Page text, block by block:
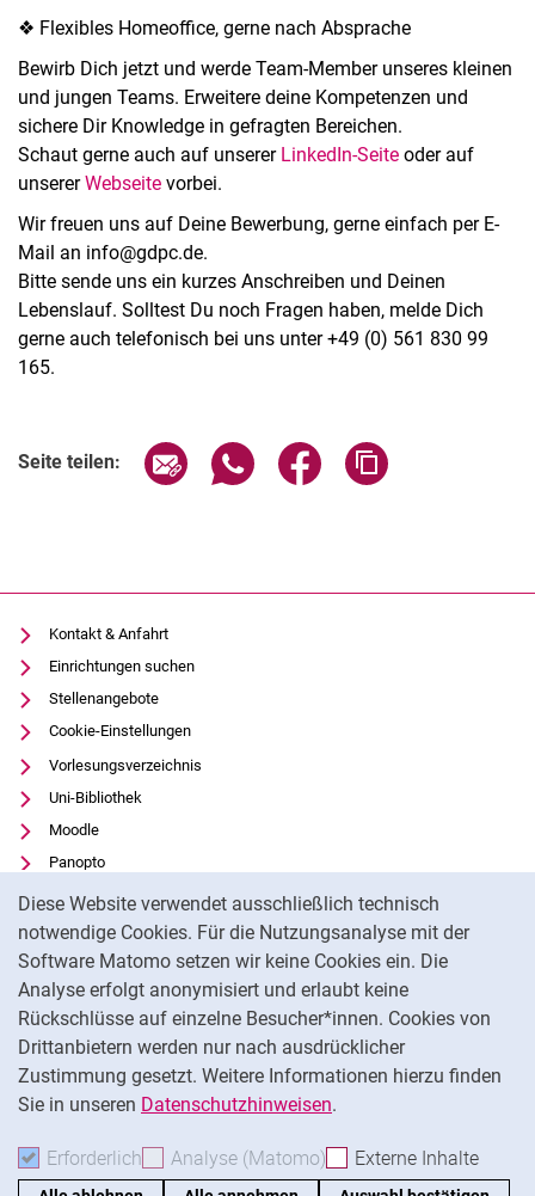
Diese Website verwendet ausschließlich technisch
notwendige Cookies. Für die Nutzungsanalyse mit der
Software Matomo setzen wir keine Cookies ein. Die
Analyse erfolgt anonymisiert und erlaubt keine
Rückschlüsse auf einzelne Besucher*innen. Cookies von
Drittanbietern werden nur nach ausdrücklicher
Zustimmung gesetzt. Weitere Informationen hierzu finden
Sie in unseren Datenschutzhinweisen.
Erforderlich Erforderliche Cookies akzeptieren
Analyse (Matomo) Analyse-Cookies
Externe Inhalte
❖ Flexibles Homeoffice, gerne nach Absprache
Bewirb Dich jetzt und werde Team-Member unseres kleinen
und jungen Teams. Erweitere deine Kompetenzen und
sichere Dir Knowledge in gefragten Bereichen.
Schaut gerne auch auf unserer LinkedIn-Seite oder auf
unsererWebseite vorbei.
Wir freuen uns auf Deine Bewerbung, gerne einfach per E-
Mail an info@gdpc.de.
Bitte sende uns ein kurzes Anschreiben und Deinen
Lebenslauf. Solltest Du noch Fragen haben, melde Dich
gerne auch telefonisch bei uns unter +49 (0) 561 830 99
165.
Seite teilen: Seite über E-Mail teilen
Seite über WhatsApp teilen
Seite über Facebook
Kontakt & Anfahrt
Einrichtungen suchen
Stellenangebote
Cookie-Einstellungen
Vorlesungsverzeichnis
Uni-Bibliothek
Moodle
Panopto
Datenschutz
Barrierefreiheit
Transparenter KI-Einsatz
Impressum
Externer Link: Universität Kassel auf
Facebook(öffnet neues Fenster)
Externer Link: Universität Kassel auf
Instagram (öffnet neues Fenster)